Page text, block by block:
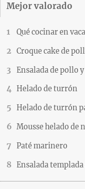
Mejor valorado
Qué cocinar en
Croque cake de
Ensalada de pollo
Helado de turrón
Helado de turrón
Mousse helado de
Paté marinero
Ensalada templada